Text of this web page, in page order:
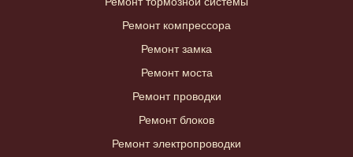
Ремонт компрессора
Ремонт замка
Ремонт моста
Ремонт проводки
Ремонт блоков
Ремонт электропроводки